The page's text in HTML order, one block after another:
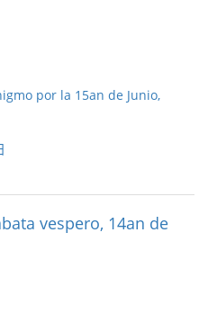
por la 15an de Junio,
vespero, 14an de